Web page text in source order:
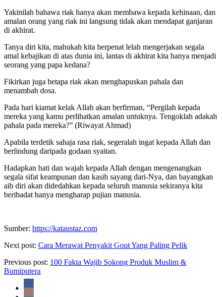
Yakinilah bahawa riak hanya akan membawa kepada kehinaan, dan
amalan orang yang riak ini langsung tidak akan mendapat ganjaran
di akhirat.
Tanya diri kita, mahukah kita berpenat lelah mengerjakan segala
amal kebajikan di atas dunia ini, lantas di akhirat kita hanya menjadi
seorang yang papa kedana?
Fikirkan juga betapa riak akan menghapuskan pahala dan
menambah dosa.
Pada hari kiamat kelak Allah akan berfirman, “Pergilah kepada
mereka yang kamu perlihatkan amalan untuknya. Tengoklah adakah
pahala pada mereka?” (Riwayat Ahmad)
Apabila terdetik sahaja rasa riak, segeralah ingat kepada Allah dan
berlindung daripada godaan syaitan.
Hadapkan hati dan wajah kepada Allah dengan mengenangkan
segala sifat keampunan dan kasih sayang dari-Nya, dan bayangkan
aib diri akan didedahkan kepada seluruh manusia sekiranya kita
beribadat hanya mengharap pujian manusia.
Sumber: https://kataustaz.com
Next post: Cara Merawat Penyakit Gout Yang Paling Pelik
Previous post: 100 Fakta Wajib Sokong Produk Muslim &
Bumiputera